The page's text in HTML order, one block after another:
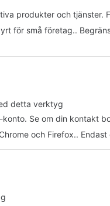
produkter och
för små företag..
detta verktyg
Se om din kontakt
och Firefox..